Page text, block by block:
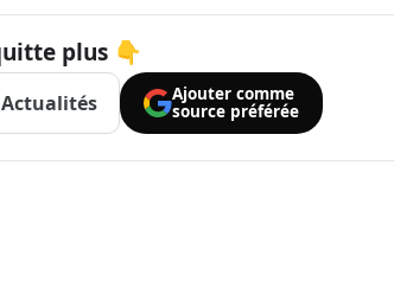
plus 👇
Ajouter comme
source préférée